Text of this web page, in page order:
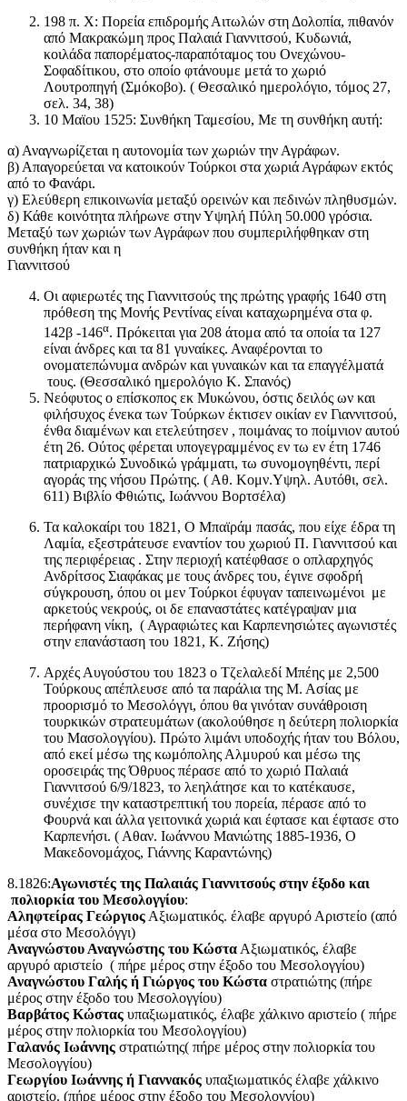
198 π. Χ: Πορεία επιδρομής Αιτωλών στη Δολοπία, πιθανόν
από Μακρακώμη προς Παλαιά Γιαννιτσού, Κυδωνιά,
κοιλάδα παπορέματος-παραπόταμος του Ονεχώνου-
Σοφαδίτικου, στο οποίο φτάνουμε μετά το χωριό
Λουτροπηγή (Σμόκοβο). ( Θεσαλικό ημερολόγιο, τόμος 27,
σελ. 34, 38)
10 Μαϊου 1525: Συνθήκη Ταμεσίου, Με τη συνθήκη αυτή:
α) Αναγνωρίζεται η αυτονομία των χωριών την Αγράφων.
β) Απαγορεύεται να κατοικούν Τούρκοι στα χωριά Αγράφων εκτός
από το Φανάρι.
γ) Ελεύθερη επικοινωνία μεταξύ ορεινών και πεδινών πληθυσμών.
δ) Κάθε κοινότητα πλήρωνε στην Υψηλή Πύλη 50.000 γρόσια.
Μεταξύ των χωριών των Αγράφων που συμπεριλήφθηκαν στη
συνθήκη ήταν και η
Γιαννιτσού
Οι αφιερωτές της Γιαννιτσούς της πρώτης γραφής 1640 στη
πρόθεση της Μονής Ρεντίνας είναι καταχωρημένα στα φ.
142β -146α. Πρόκειται για 208 άτομα από τα οποία τα 127
είναι άνδρες και τα 81 γυναίκες. Αναφέρονται το
ονοματεπώνυμα ανδρών και γυναικών και τα επαγγέλματά
τους. (Θεσσαλικό ημερολόγιο Κ. Σπανός)
Νεόφυτος ο επίσκοπος εκ Μυκώνου, όστις δειλός ων και
φιλήσυχος ένεκα των Τούρκων έκτισεν οικίαν εν Γιαννιτσού,
ένθα διαμένων και ετελεύτησεν , ποιμάνας το ποίμνιον αυτού
έτη 26. Ούτος φέρεται υπογεγραμμένος εν τω εν έτη 1746
πατριαρχικώ Συνοδικώ γράμματι, τω συνομογηθέντι, περί
αγοράς της νήσου Πρώτης. ( Αθ. Κομν.Υψηλ. Αυτόθι, σελ.
611) Βιβλίο Φθιώτις, Ιωάννου Βορτσέλα)
Τα καλοκαίρι του 1821, Ο Μπαϊράμ πασάς, που είχε έδρα τη
Λαμία, εξεστράτευσε εναντίον του χωριού Π. Γιαννιτσού και
της περιφέρειας . Στην περιοχή κατέφθασε ο οπλαρχηγός
Ανδρίτσος Σιαφάκας με τους άνδρες του, έγινε σφοδρή
σύγκρουση, όπου οι μεν Τούρκοι έφυγαν ταπεινωμένοι με
αρκετούς νεκρούς, οι δε επαναστάτες κατέγραψαν μια
περήφανη νίκη, ( Αγραφιώτες και Καρπενησιώτες αγωνιστές
στην επανάσταση του 1821, Κ. Ζήσης)
Αρχές Αυγούστου του 1823 ο Τζελαλεδί Μπέης με 2,500
Τούρκους απέπλευσε από τα παράλια της Μ. Ασίας με
προορισμό το Μεσολόγγι, όπου θα γινόταν συνάθροιση
τουρκικών στρατευμάτων (ακολούθησε η δεύτερη πολιορκία
του Μασολογγίου). Πρώτο λιμάνι υποδοχής ήταν του Βόλου,
από εκεί μέσω της κωμόπολης Αλμυρού και μέσω της
οροσειράς της Όθρυος πέρασε από το χωριό Παλαιά
Γιαννιτσού 6/9/1823, το λεηλάτησε και το κατέκαυσε,
συνέχισε την καταστρεπτική του πορεία, πέρασε από το
Φουρνά και άλλα γειτονικά χωριά και έφτασε και έφτασε στο
Καρπενήσι. ( Αθαν. Ιωάννου Μανιώτης 1885-1936, Ο
Μακεδονομάχος, Γιάννης Καραντώνης)
8.1826:Αγωνιστές της Παλαιάς Γιαννιτσούς στην έξοδο και
πολιορκία του Μεσολογγίου:
Αληφτείρας ΓεώργιοςΑξιωματικός. έλαβε αργυρό Αριστείο (από
μέσα στο Μεσολόγγι)
Αναγνώστου Αναγνώστης του ΚώσταΑξιωματικός, έλαβε
αργυρό αριστείο ( πήρε μέρος στην έξοδο του Μεσολογγίου)
Αναγνώστου Γαλής ή Γιώργος του Κώστα στρατιώτης (πήρε
μέρος στην έξοδο του Μεσολογγίου)
Βαρβάτος Κώστας υπαξιωματικός, έλαβε χάλκινο αριστείο ( πήρε
μέρος στην πολιορκία του Μεσολογγίου)
Γαλανός Ιωάννης στρατιώτης( πήρε μέρος στην πολιορκία του
Μεσολογγίου)
Γεωργίου Ιωάννης ή Γιαννακός υπαξιωματικός έλαβε χάλκινο
αριστείο. (πήρε μέρος στην έξοδο του Μεσολογγίου)